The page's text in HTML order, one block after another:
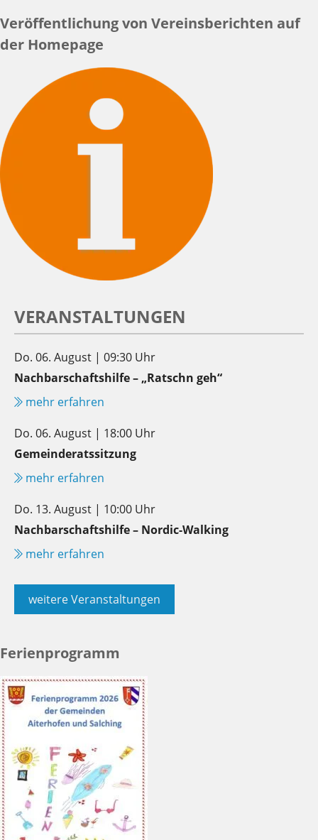
Veröffentlichung von Vereinsberichten auf
der Homepage
VERANSTALTUNGEN
Do. 06. August | 09:30 Uhr
Nachbarschaftshilfe – „Ratschn geh“
mehr erfahren
Do. 06. August | 18:00 Uhr
Gemeinderatssitzung
mehr erfahren
Do. 13. August | 10:00 Uhr
Nachbarschaftshilfe – Nordic-Walking
mehr erfahren
weitere Veranstaltungen
Ferienprogramm